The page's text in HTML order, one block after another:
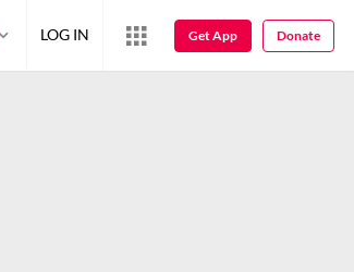
LOG IN Get App Donate